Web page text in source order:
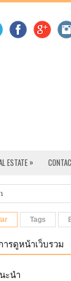
ESTATE »
Tags
รดูหน้าเว็บรวม
ะนำ